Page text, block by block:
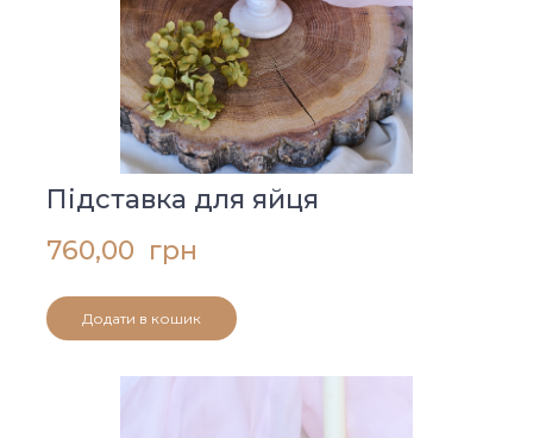
Підставка для яйця
760,00  грн
Додати в кошик